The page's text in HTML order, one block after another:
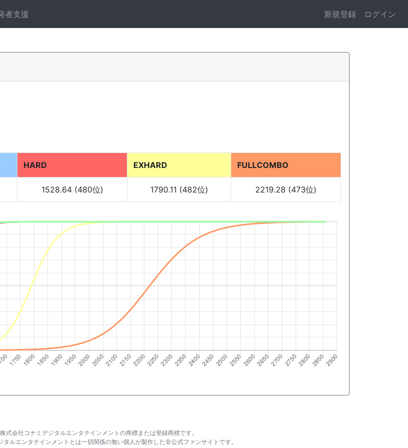
者支援 新規登録 ログイン
HARD EXHARD FULLCOMBO
1528.64 (480位) 1790.11 (482位) 2219.28 (473位)
式会社コナミデジタルエンタテインメントの商標または登録商標です。
ルエンタテインメントとは一切関係の無い個人が製作した非公式ファンサイトです。